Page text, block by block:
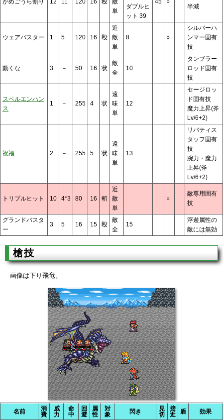
かめごうら割り 12 11 120 16 殴
敵
単
ダブルヒ
ット 39
45 ○
半減
ウェアバスター 1 5 120 16 殴
近
敵
単
8 ○
シルバーハ
ンマー固有
技
動くな 3 － 50 16 状
敵
全
10
タンブラー
ロッド固有
技
スペルエンハン
ス
1 － 255 4 状
遠
味
単
12
セージロッ
ド固有技
魔力上昇(斧
Lv/6+2)
祝福 2 － 255 5 状
遠
味
単
13
リバティス
タッフ固有
技
腕力・魔力
上昇(斧
Lv/6+2)
トリプルヒット 10 4*3 80 16 斬
近
敵
単
○
敵専用固有
技
グランドバスタ
ー
3 5 16 15 殴
敵
全
15
浮遊属性の
敵には無効
槍技
画像は下り飛竜。
名前
消
費
威
力
命
中
回
避
属
性
対
象
閃き
見
切
接
近
盾 効果